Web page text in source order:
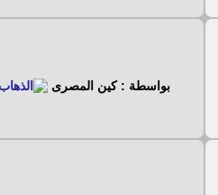
بواسطة : كين المصرى